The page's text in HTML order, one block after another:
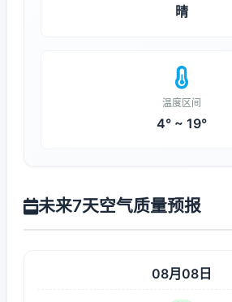
晴
温度区间
4° ~ 19°
未来7天空气质量预报
08月08日